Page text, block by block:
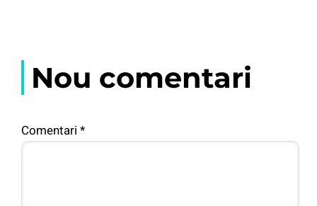
Nou comentari
Comentari *